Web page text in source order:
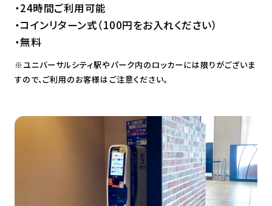
・24時間ご利用可能
・コインリターン式（100円をお入れください）
・無料
※ユニバーサルシティ駅やパーク内のロッカーには限りがございま
すので、ご利用のお客様はご注意ください。